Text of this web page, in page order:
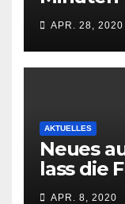
APR. 28, 2020
AKTUELLES
Neues
lass die
APR. 8, 2020